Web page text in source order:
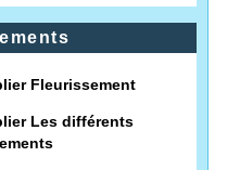
Fleurissement
Les différents